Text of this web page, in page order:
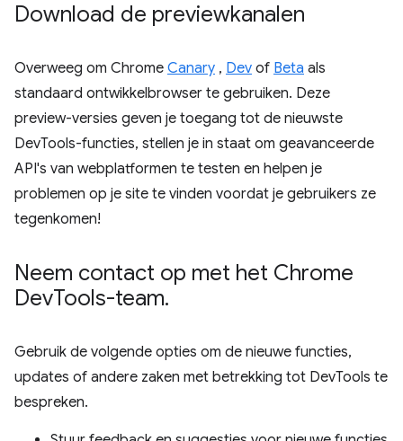
Download de previewkanalen
Overweeg om Chrome Canary , Dev of Beta als
standaard ontwikkelbrowser te gebruiken. Deze
preview-versies geven je toegang tot de nieuwste
DevTools-functies, stellen je in staat om geavanceerde
API's van webplatformen te testen en helpen je
problemen op je site te vinden voordat je gebruikers ze
tegenkomen!
Neem contact op met het Chrome
DevTools-team.
Gebruik de volgende opties om de nieuwe functies,
updates of andere zaken met betrekking tot DevTools te
bespreken.